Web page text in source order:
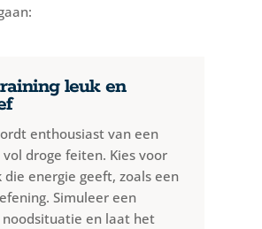
leuk en
enthousiast van een
droge feiten. Kies voor
die energie geeft, zoals een
Simuleer een
noodsituatie en laat het